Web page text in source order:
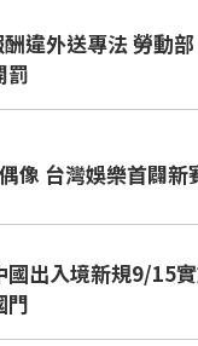
違外送專法 勞動
罰
像 台灣娛樂首闢新
國出入境新規9/15
門